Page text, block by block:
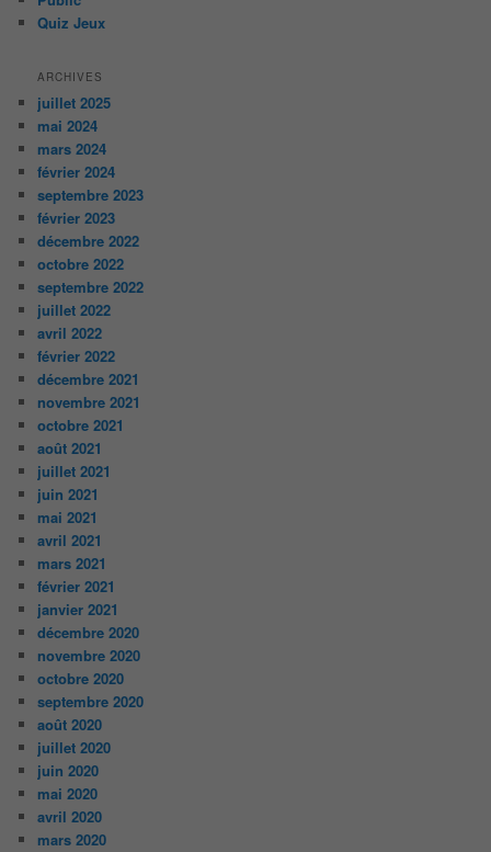
Quiz Jeux
ARCHIVES
juillet 2025
mai 2024
mars 2024
février 2024
septembre 2023
février 2023
décembre 2022
octobre 2022
septembre 2022
juillet 2022
avril 2022
février 2022
décembre 2021
novembre 2021
octobre 2021
août 2021
juillet 2021
juin 2021
mai 2021
avril 2021
mars 2021
février 2021
janvier 2021
décembre 2020
novembre 2020
octobre 2020
septembre 2020
août 2020
juillet 2020
juin 2020
mai 2020
avril 2020
mars 2020